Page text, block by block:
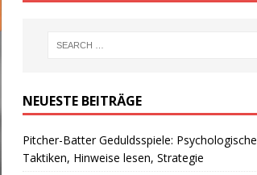
NEUESTE BEITRÄGE
Pitcher-Batter Geduldsspiele: Psychologische
Taktiken, Hinweise lesen, Strategie